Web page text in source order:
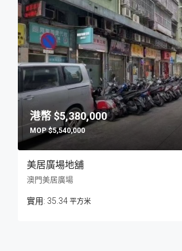
$5,380,000
$5,540,000
美居廣場地舖
澳門美居廣場
35.34 平方米